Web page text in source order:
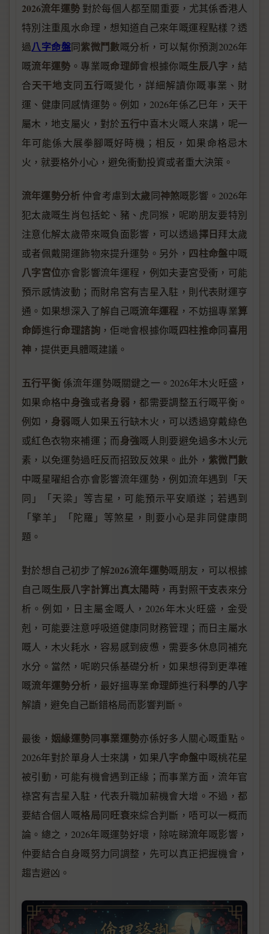
2026流年運勢對於每個人都至關重要，尤其係香港人
特別注重風水命理，想知道自己來年嘅運程點樣？透
過八字命盤同紫微鬥數嘅分析，可以幫你預測2026年
嘅流年運勢 。專業嘅命理師會根據你嘅生辰八字 ，結
合天干地支同五行嘅變化，詳細解讀你嘅事業、財
運、健康同感情運勢。例如，2026年係乙巳年，天干
屬木，地支屬火，對於五行中喜木火嘅人來講，呢一
年可能係大展拳腳嘅好時機；相反，如果命格忌木
火，就要格外小心，避免衝動投資或者重大決策。
流年運勢分析 仲會考慮到太歲同神煞嘅影響。2026年
犯太歲嘅生肖包括蛇、豬、虎同猴，呢啲朋友要特別
注意化解太歲帶來嘅負面影響，可以透過擇日拜太歲
或者佩戴開運飾物來提升運勢。另外， 四柱命盤中嘅
八字宮位亦會影響流年運程，例如夫妻宮受衝，可能
預示感情波動；而財帛宮有吉星入駐，則代表財運亨
通。如果想深入了解自己嘅流年運程 ，不妨搵專業算
命師進行命理諮詢，佢哋會根據你嘅四柱推命同喜用
神 ，提供更具體嘅建議。
五行平衡係流年運勢嘅關鍵之一。2026年木火旺盛，
如果命格中身強或者身弱 ，都需要調整五行嘅平衡。
例如， 身弱嘅人如果五行缺木火，可以透過穿戴綠色
或紅色衣物來補運；而身強嘅人則要避免過多木火元
素，以免運勢過旺反而招致反效果。此外， 紫微鬥數
中嘅星曜組合亦會影響流年運勢，例如流年遇到「天
同」「天梁」等吉星，可能預示平安順遂；若遇到
「擎羊」「陀羅」等煞星，則要小心是非同健康問
題。
對於想自己初步了解2026流年運勢嘅朋友，可以根據
自己嘅生辰八字計算出真太陽時 ，再對照干支表來分
析。例如，日主屬金嘅人，2026年木火旺盛，金受
剋，可能要注意呼吸道健康同財務管理；而日主屬水
嘅人，木火耗水，容易感到疲憊，需要多休息同補充
水分。當然，呢啲只係基礎分析，如果想得到更準確
嘅流年運勢分析 ，最好搵專業命理師進行科學的八字
解讀，避免自己斷錯格局而影響判斷。
最後， 姻緣運勢同事業運勢亦係好多人關心嘅重點。
2026年對於單身人士來講，如果八字命盤中嘅桃花星
被引動，可能有機會遇到正緣；而事業方面，流年官
祿宮有吉星入駐，代表升職加薪機會大增。不過，都
要結合個人嘅格局同旺衰來綜合判斷，唔可以一概而
論。總之，2026年嘅運勢好壞，除咗睇流年嘅影響，
仲要結合自身嘅努力同調整，先可以真正把握機會，
趨吉避凶。